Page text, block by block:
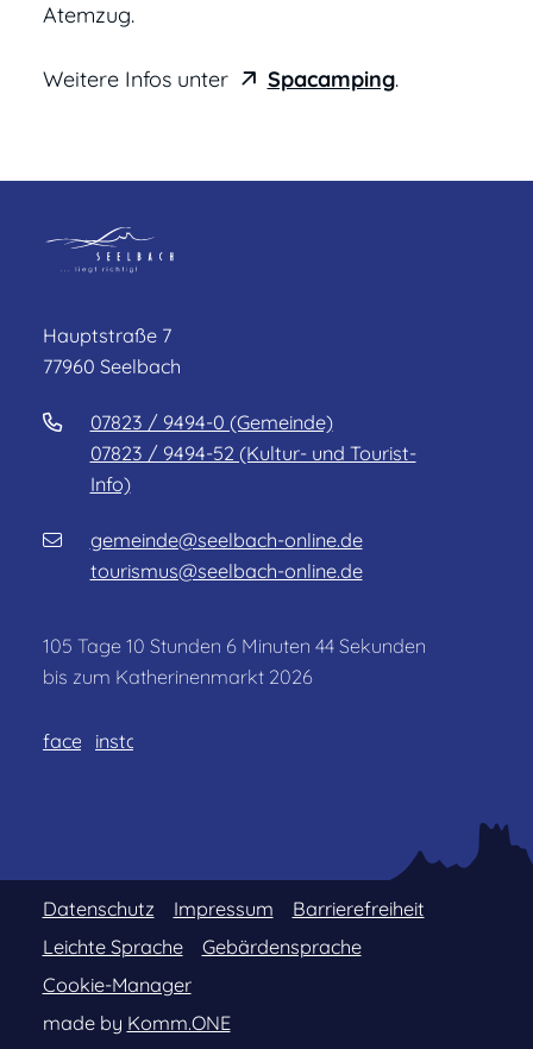
Atemzug.
Weitere Infos unter Spacamping.
Hauptstraße 7
77960 Seelbach
07823 / 9494-0 (Gemeinde)
07823 / 9494-52 (Kultur- und Tourist-
Info)
gemeinde@seelbach-online.de
tourismus@seelbach-online.de
105 Tage 10 Stunden 6 Minuten 44 Sekunden
bis zum Katherinenmarkt 2026
facebookinstagram
Datenschutz Impressum
Barrierefreiheit
Leichte Sprache
Gebärdensprache
Cookie-Manager
made by Komm.ONE